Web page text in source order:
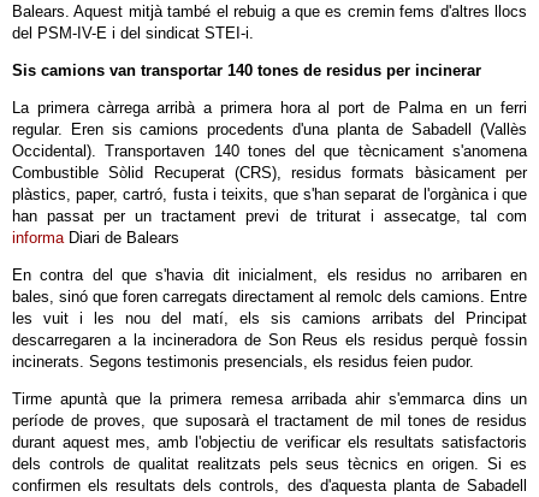
Balears. Aquest mitjà també el rebuig a que es cremin fems d'altres llocs
del PSM-IV-E i del sindicat STEI-i.
Sis camions van transportar 140 tones de residus per incinerar
La primera càrrega arribà a primera hora al port de Palma en un ferri
regular. Eren sis camions procedents d'una planta de Sabadell (Vallès
Occidental). Transportaven 140 tones del que tècnicament s'anomena
Combustible Sòlid Recuperat (CRS), residus formats bàsicament per
plàstics, paper, cartró, fusta i teixits, que s'han separat de l'orgànica i que
han passat per un tractament previ de triturat i assecatge, tal com
informaDiari de Balears
En contra del que s'havia dit inicialment, els residus no arribaren en
bales, sinó que foren carregats directament al remolc dels camions. Entre
les vuit i les nou del matí, els sis camions arribats del Principat
descarregaren a la incineradora de Son Reus els residus perquè fossin
incinerats. Segons testimonis presencials, els residus feien pudor.
Tirme apuntà que la primera remesa arribada ahir s'emmarca dins un
període de proves, que suposarà el tractament de mil tones de residus
durant aquest mes, amb l'objectiu de verificar els resultats satisfactoris
dels controls de qualitat realitzats pels seus tècnics en origen. Si es
confirmen els resultats dels controls, des d'aquesta planta de Sabadell